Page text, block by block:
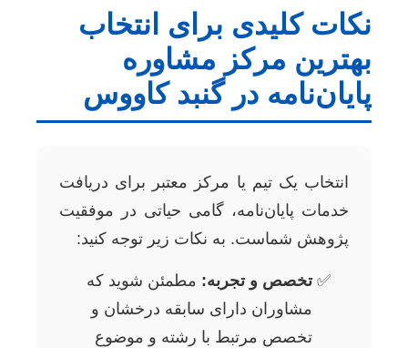
نکات کلیدی برای انتخاب
بهترین مرکز مشاوره
پایان‌نامه در گنبد کاووس
انتخاب یک تیم یا مرکز معتبر برای دریافت
خدمات پایان‌نامه، گامی حیاتی در موفقیت
پژوهش شماست. به نکات زیر توجه کنید:
تخصص و تجربه:مطمئن شوید که
مشاوران دارای سابقه درخشان و
تخصص مرتبط با رشته و موضوع